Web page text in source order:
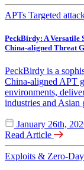
APTs Targeted
PeckBirdy: A
China-aligned Threat
PeckBirdy is a
China-aligned APT
environments,
industries and Asian
January 26th,
Read Article
Exploits & Zero-